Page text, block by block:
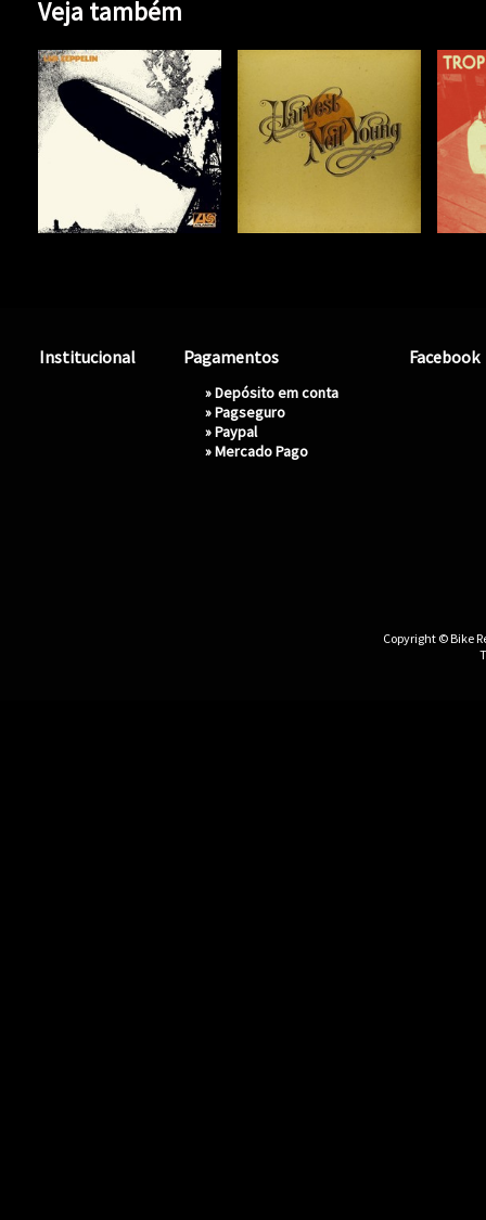
Veja também
Institucional Pagamentos
» Depósito em conta
»Pagseguro
»Paypal
»Mercado Pago
Facebook
Copyright © Bike